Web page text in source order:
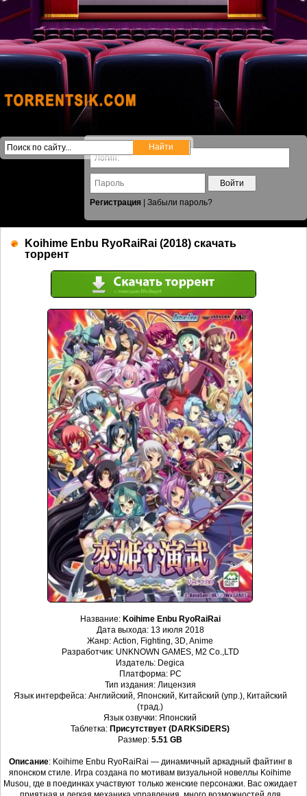
Войти
Регистрация
Забыли пароль?
Koihime Enbu RyoRaiRai (2018) скачать
торрент
Название: Koihime Enbu RyoRaiRai
Дата выхода: 13 июля 2018
Жанр: Action, Fighting, 3D, Anime
Разработчик: UNKNOWN GAMES, M2 Co.,LTD
Издатель: Degica
Платформа: PC
Тип издания: Лицензия
Язык интерфейса: Английский, Японский, Китайский (упр.), Китайский
(трад.)
Язык озвучки: Японский
Таблетка: Присутствует (DARKSiDERS)
Размер: 5.51 GB
Описание: Koihime Enbu RyoRaiRai — динамичный аркадный файтинг в
японском стиле. Игра создана по мотивам визуальной новеллы Koihime
Musou, где в поединках участвуют только женские персонажи. Вас ожидает